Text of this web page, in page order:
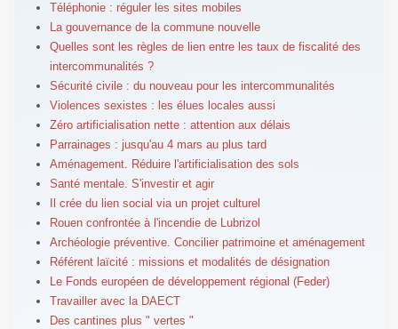
Téléphonie : réguler les sites mobiles
La gouvernance de la commune nouvelle
Quelles sont les règles de lien entre les taux de fiscalité des
intercommunalités ?
Sécurité civile : du nouveau pour les intercommunalités
Violences sexistes : les élues locales aussi
Zéro artificialisation nette : attention aux délais
Parrainages : jusqu'au 4 mars au plus tard
Aménagement. Réduire l'artificialisation des sols
Santé mentale. S'investir et agir
Il crée du lien social via un projet culturel
Rouen confrontée à l'incendie de Lubrizol
Archéologie préventive. Concilier patrimoine et aménagement
Référent laïcité : missions et modalités de désignation
Le Fonds européen de développement régional (Feder)
Travailler avec la DAECT
Des cantines plus " vertes "